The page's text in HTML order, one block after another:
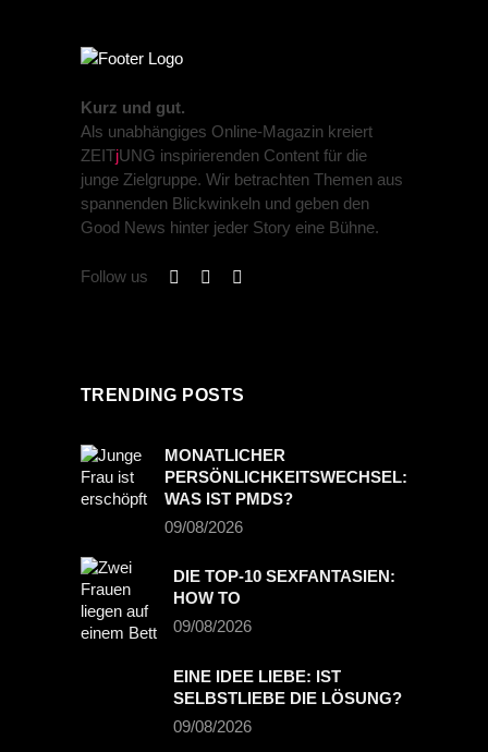
Kurz und gut.
Als unabhängiges Online-Magazin kreiert
ZEITjUNG inspirierenden Content für die
junge Zielgruppe. Wir betrachten Themen aus
spannenden Blickwinkeln und geben den
Good News hinter jeder Story eine Bühne.
Follow us
TRENDING POSTS
MONATLICHER
PERSÖNLICHKEITSWECHSEL:
WAS IST PMDS?
09/08/2026
DIE TOP-10 SEXFANTASIEN:
HOW TO
09/08/2026
EINE IDEE LIEBE: IST
SELBSTLIEBE DIE LÖSUNG?
09/08/2026